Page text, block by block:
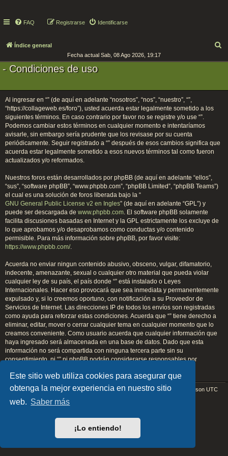
Este sitio web utiliza cookies para asegurar que
obtenga la mejor experiencia en nuestro sitio
web. Saber más
¡Lo entiendo!
FAQ Identificarse
Registrarse
Índice general
Fecha actual Sab, 08 Ago 2026, 19:17
- Condiciones de uso
Al ingresar en “” (de aquí en adelante “nosotros”, “nos”, “nuestro”, “”,
“https://collageweb.es/foro”), usted acuerda estar legalmente sometido a los
siguientes términos. En caso contrario por favor no se registre y/o use “”.
Podemos cambiar estos términos en cualquier momento e intentaríamos
avisarle, sin embargo sería prudente que los revisase por su cuenta
periódicamente. Seguir registrado a “” después de esos cambios significa que
acuerda estar legalmente sometido a esos nuevos términos tal como fueron
actualizados y/o reformados.
Nuestros foros están desarrollados por phpBB (de aquí en adelante “ellos”,
“sus”, “software phpBB”, “www.phpbb.com”, “phpBB Limited”, “phpBB Teams”)
el cual es una solución de foros liberada bajo la “
GNU General Public License v2 en Ingles” (de aquí en adelante “GPL”) y
puede ser descargada de www.phpbb.com. El software phpBB solamente
facilita discusiones basadas en Internet y la GPL estrictamente los excluye de
lo que aprobamos y/o desaprobamos como conductas y/o contenido
permisible. Para más información sobre phpBB, por favor visite:
https://www.phpbb.com/.
Acuerda no enviar ningun contenido abusivo, obsceno, vulgar, difamatorio,
indecente, amenazante, sexual o cualquier otro material que pueda violar
cualquier ley de su país, el país donde “” está instalado o Leyes
Internacionales. Hacer eso provocará que sea inmediata y permanentemente
expulsado y, si lo creemos oportuno, con notificación a su Proveedor de
Servicios de Internet. Las direcciones IP de todos los envíos son registradas
como ayuda para reforzar estas condiciones. Acuerda que “” tiene derecho a
eliminar, editar, mover o cerrar cualquier tema en cualquier momento que lo
creamos conveniente. Como usuario acuerda que cualquier información que
haya ingresado será almacenada en una base de datos. Dado que esta
información no será compartida con ninguna tercera parte sin su
consentimiento, ni “” ni phpBB podrán considerarse responsables por
comprometidos.
Índice general Todos los horarios son UTC
Desarrollado porphpBB® Forum Software © phpBB Limited
Traducción al español por